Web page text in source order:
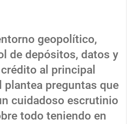
geopolítico,
de depósitos, datos y
al principal
plantea preguntas que
cuidadoso escrutinio
todo teniendo en